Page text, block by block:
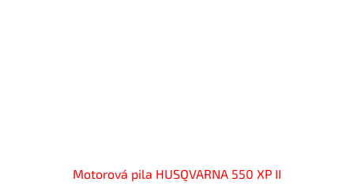
Motorová pila HUSQVARNA 550 XP II